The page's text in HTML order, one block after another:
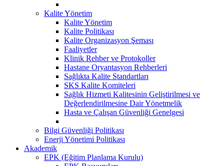
Kalite Yönetim
Kalite Yönetim
Kalite Politikası
Kalite Organizasyon Şeması
Faaliyetler
Klinik Rehber ve Protokoller
Hastane Oryantasyon Rehberleri
Sağlıkta Kalite Standartları
SKS Kalite Komiteleri
Sağlık Hizmeti Kalitesinin Geliştirilmesi ve
Değerlendirilmesine Dair Yönetmelik
Hasta ve Çalışan Güvenliği Genelgesi
Bilgi Güvenliği Politikası
Enerji Yönetimi Politikası
Akademik
EPK (Eğitim Planlama Kurulu)